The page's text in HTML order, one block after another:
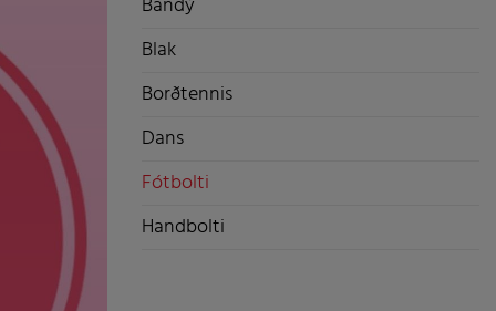
Blak
Borðtennis
Dans
Fótbolti
Handbolti